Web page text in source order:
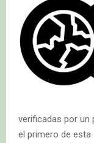
verificadas por un
el primero de esta